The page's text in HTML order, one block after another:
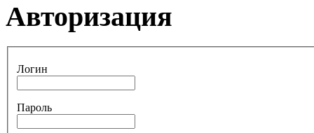
Авторизация
Логин
Пароль